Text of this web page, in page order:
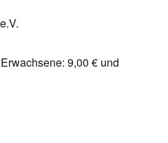
9,00 € und